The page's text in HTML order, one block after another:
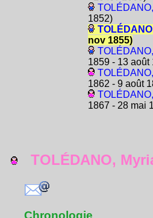
1852)
nov 1855)
1859 - 13 août
1862 - 9 août
1867 - 28 mai
TOLÉDANO,
Chronologie